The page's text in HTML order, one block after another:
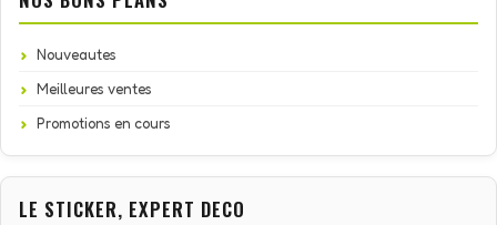
Nouveautes
Meilleures ventes
Promotions en cours
LE STICKER, EXPERT DECO